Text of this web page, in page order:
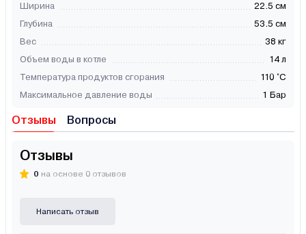
Ширина
22.5 см
Глубина
53.5 см
Вес
38 кг
Объем воды в котле
14 л
Температура продуктов сгорания
110 °С
Максимальное давление воды
1 Бар
Отзывы Вопросы
Отзывы
0 на основе 0 отзывов
Написать отзыв